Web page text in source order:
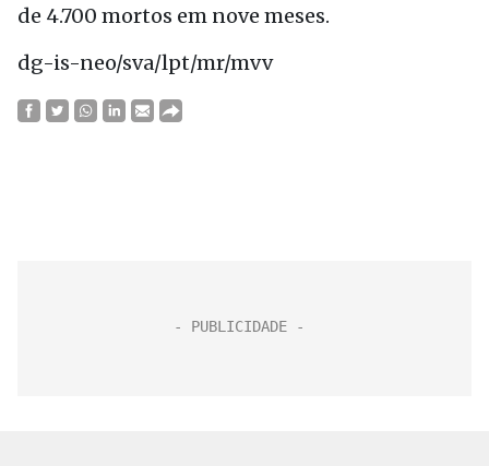
de 4.700 mortos em nove meses.
dg-is-neo/sva/lpt/mr/mvv